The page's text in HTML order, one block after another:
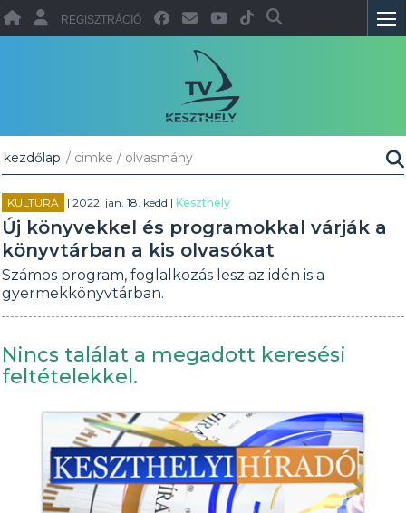
REGISZTRÁCIÓ
kezdőlap / cimke / olvasmány
KULTÚRA | 2022. jan. 18. kedd |Keszthely
Új könyvekkel és programokkal várják a
könyvtárban a kis olvasókat
Számos program, foglalkozás lesz az idén is a
gyermekkönyvtárban.
Nincs találat a megadott keresési
feltételekkel.